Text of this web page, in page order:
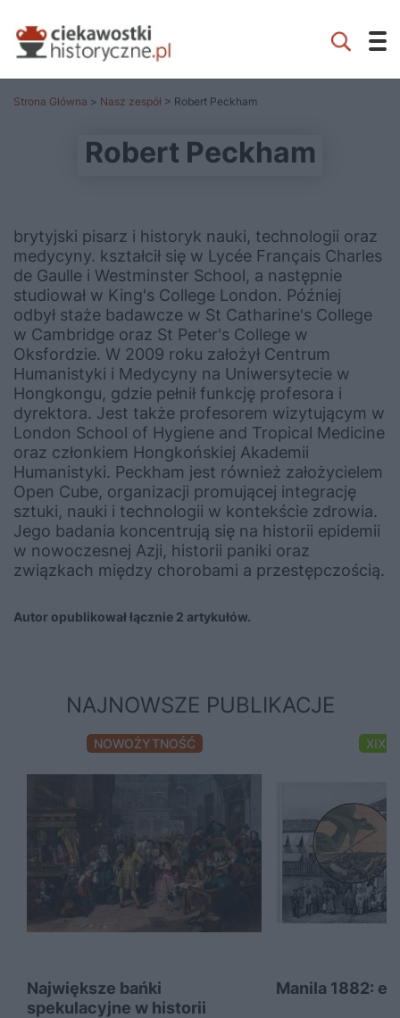
Strona Główna > Nasz zespół > Robert Peckham
Robert Peckham
brytyjski pisarz i historyk nauki, technologii oraz
medycyny. kształcił się w Lycée Français Charles
de Gaulle i Westminster School, a następnie
studiował w King's College London. Później
odbył staże badawcze w St Catharine's College
w Cambridge oraz St Peter's College w
Oksfordzie. W 2009 roku założył Centrum
Humanistyki i Medycyny na Uniwersytecie w
Hongkongu, gdzie pełnił funkcję profesora i
dyrektora. Jest także profesorem wizytującym w
London School of Hygiene and Tropical Medicine
oraz członkiem Hongkońskiej Akademii
Humanistyki. Peckham jest również założycielem
Open Cube, organizacji promującej integrację
sztuki, nauki i technologii w kontekście zdrowia.
Jego badania koncentrują się na historii epidemii
w nowoczesnej Azji, historii paniki oraz
związkach między chorobami a przestępczością.
Autor opublikował łącznie 2 artykułów.
NAJNOWSZE PUBLIKACJE
NOWOŻYTNOŚĆ
Największe bańki
spekulacyjne w historii
XIX
Manila 1882: